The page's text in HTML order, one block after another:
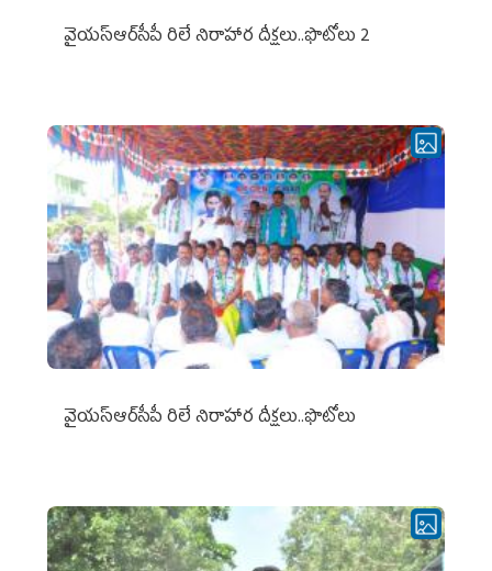
వైయ‌స్ఆర్‌సీపీ రిలే నిరాహార దీక్షలు..ఫొటోలు 2
వైయ‌స్ఆర్‌సీపీ రిలే నిరాహార దీక్షలు..ఫొటోలు